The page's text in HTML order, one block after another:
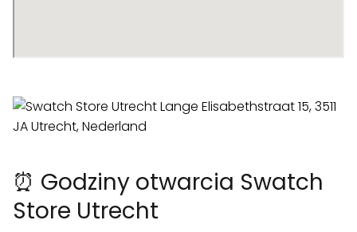
⏰ Godziny otwarcia Swatch
Store Utrecht